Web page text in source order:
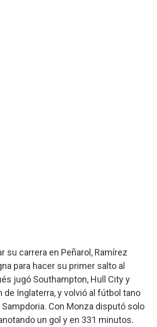
su carrera en Peñarol, Ramírez
para hacer su primer salto al
jugó Southampton, Hull City y
de Inglaterra, y volvió al fútbol tano
Sampdoria. Con Monza disputó solo
un gol y en 331 minutos.